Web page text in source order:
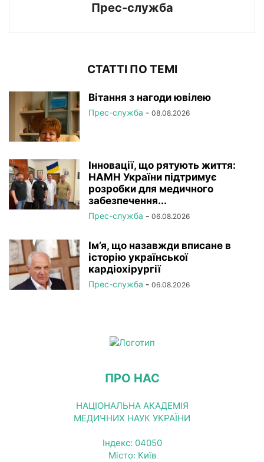
Прес-служба
СТАТТІ ПО ТЕМІ
Вітання з нагоди ювілею
Прес-служба - 08.08.2026
Інновації, що рятують життя:
НАМН України підтримує
розробки для медичного
забезпечення...
Прес-служба - 06.08.2026
Ім’я, що назавжди вписане в
історію української
кардіохірургії
Прес-служба - 06.08.2026
ПРО НАС
НАЦІОНАЛЬНА АКАДЕМІЯ
МЕДИЧНИХ НАУК УКРАЇНИ
Індекс: 04050
Місто: Київ